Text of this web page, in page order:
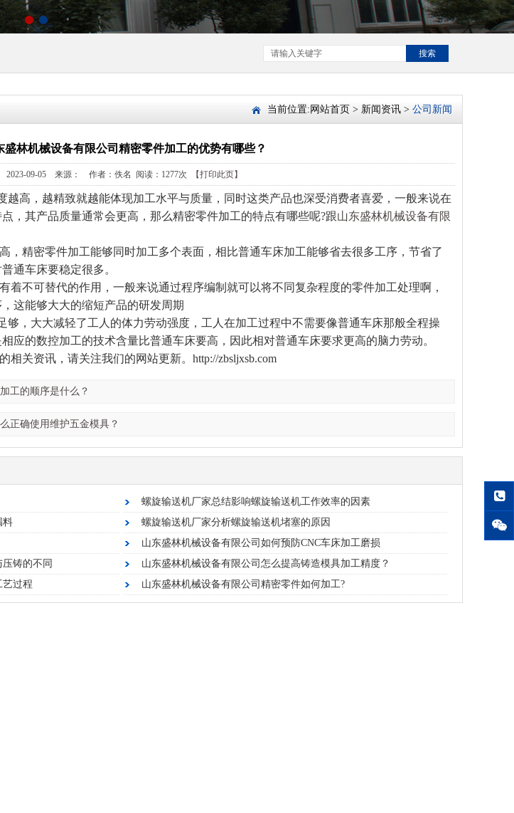
搜索
机 数控精密配件加工 螺旋输送机
当前位置: 网站首页 > 新闻资讯 > 公司新闻
盛林机械设备有限公司精密零件加工的优势有哪些？
2023-09-05 来源： 作者：佚名 阅读：1277次 【打印此页】
高，越精致就越能体现加工水平与质量，同时这类产品也深受消费者喜爱，一般来说在
，其产品质量通常会更高，那么精密零件加工的特点有哪些呢?跟山东盛林机械设备有限
精密零件加工能够同时加工多个表面，相比普通车床加工能够省去很多工序，节省了
通车床要稳定很多。
不可替代的作用，一般来说通过程序编制就可以将不同复杂程度的零件加工处理啊，
这能够大大的缩短产品的研发周期
，大大减轻了工人的体力劳动强度，工人在加工过程中不需要像普通车床那般全程操
应的数控加工的技术含量比普通车床要高，因此相对普通车床要求更高的脑力劳动。
的相关资讯，请关注我们的网站更新。http://zbsljxsb.com
工的顺序是什么？
正确使用维护五金模具？
螺旋输送机厂家总结影响螺旋输送机工作效率的因素
料
螺旋输送机厂家分析螺旋输送机堵塞的原因
山东盛林机械设备有限公司如何预防CNC车床加工磨损
铸的不同
山东盛林机械设备有限公司怎么提高铸造模具加工精度？
艺过程
山东盛林机械设备有限公司精密零件如何加工?